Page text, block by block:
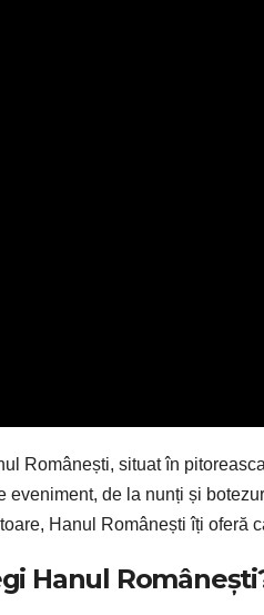
Românești, situat în
eveniment, de la nunți și
Hanul Românești îți oferă
Hanul